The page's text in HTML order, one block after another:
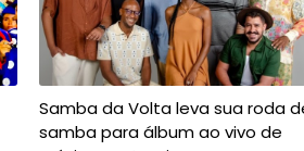
Samba da Volta leva sua roda
samba para álbum ao vivo de